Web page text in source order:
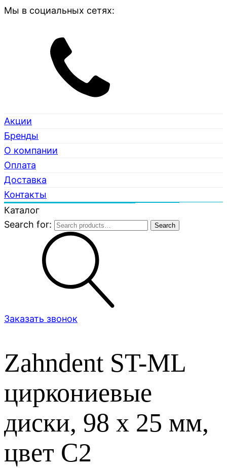
Мы в социальных сетях:
Акции
Бренды
О компании
Оплата
Доставка
Контакты
Каталог
Search for:
Search
Заказать звонок
Zahndent ST-ML
циркониевые
диски, 98 х 25 мм,
цвет C2